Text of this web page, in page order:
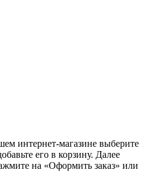
интернет-магазине выберите
его в корзину. Далее
на «Оформить заказ» или